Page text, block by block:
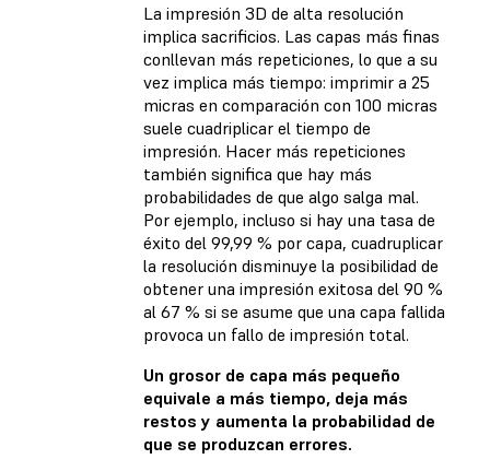
La impresión 3D de alta resolución
implica sacrificios. Las capas más finas
conllevan más repeticiones, lo que a su
vez implica más tiempo: imprimir a 25
micras en comparación con 100 micras
suele cuadriplicar el tiempo de
impresión. Hacer más repeticiones
también significa que hay más
probabilidades de que algo salga mal.
Por ejemplo, incluso si hay una tasa de
éxito del 99,99 % por capa, cuadruplicar
la resolución disminuye la posibilidad de
obtener una impresión exitosa del 90 %
al 67 % si se asume que una capa fallida
provoca un fallo de impresión total.
Un grosor de capa más pequeño
equivale a más tiempo, deja más
restos y aumenta la probabilidad de
que se produzcan errores.